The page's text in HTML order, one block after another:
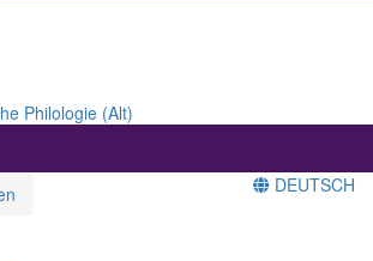
Philologie (Alt)
DEUTSCH